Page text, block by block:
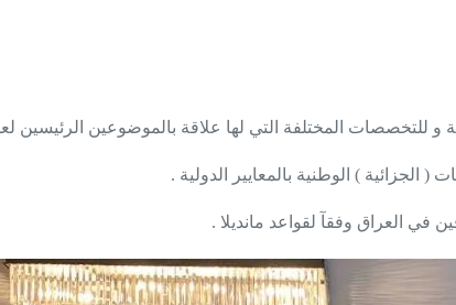
و للتخصصات المختلفة التي لها علاقة بالموضوعين
الجزائية ) الوطنية بالمعايير الدولية .
العراق وفقآ لقواعد مانديلا .